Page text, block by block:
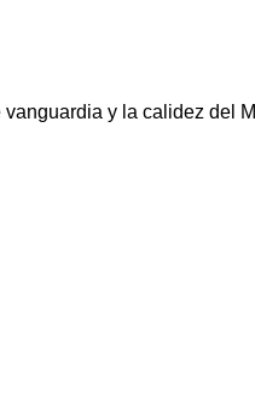
y la calidez del